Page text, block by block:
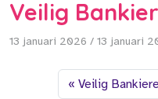
Veilig
13 januari 2026 / 13 januari
Veilig